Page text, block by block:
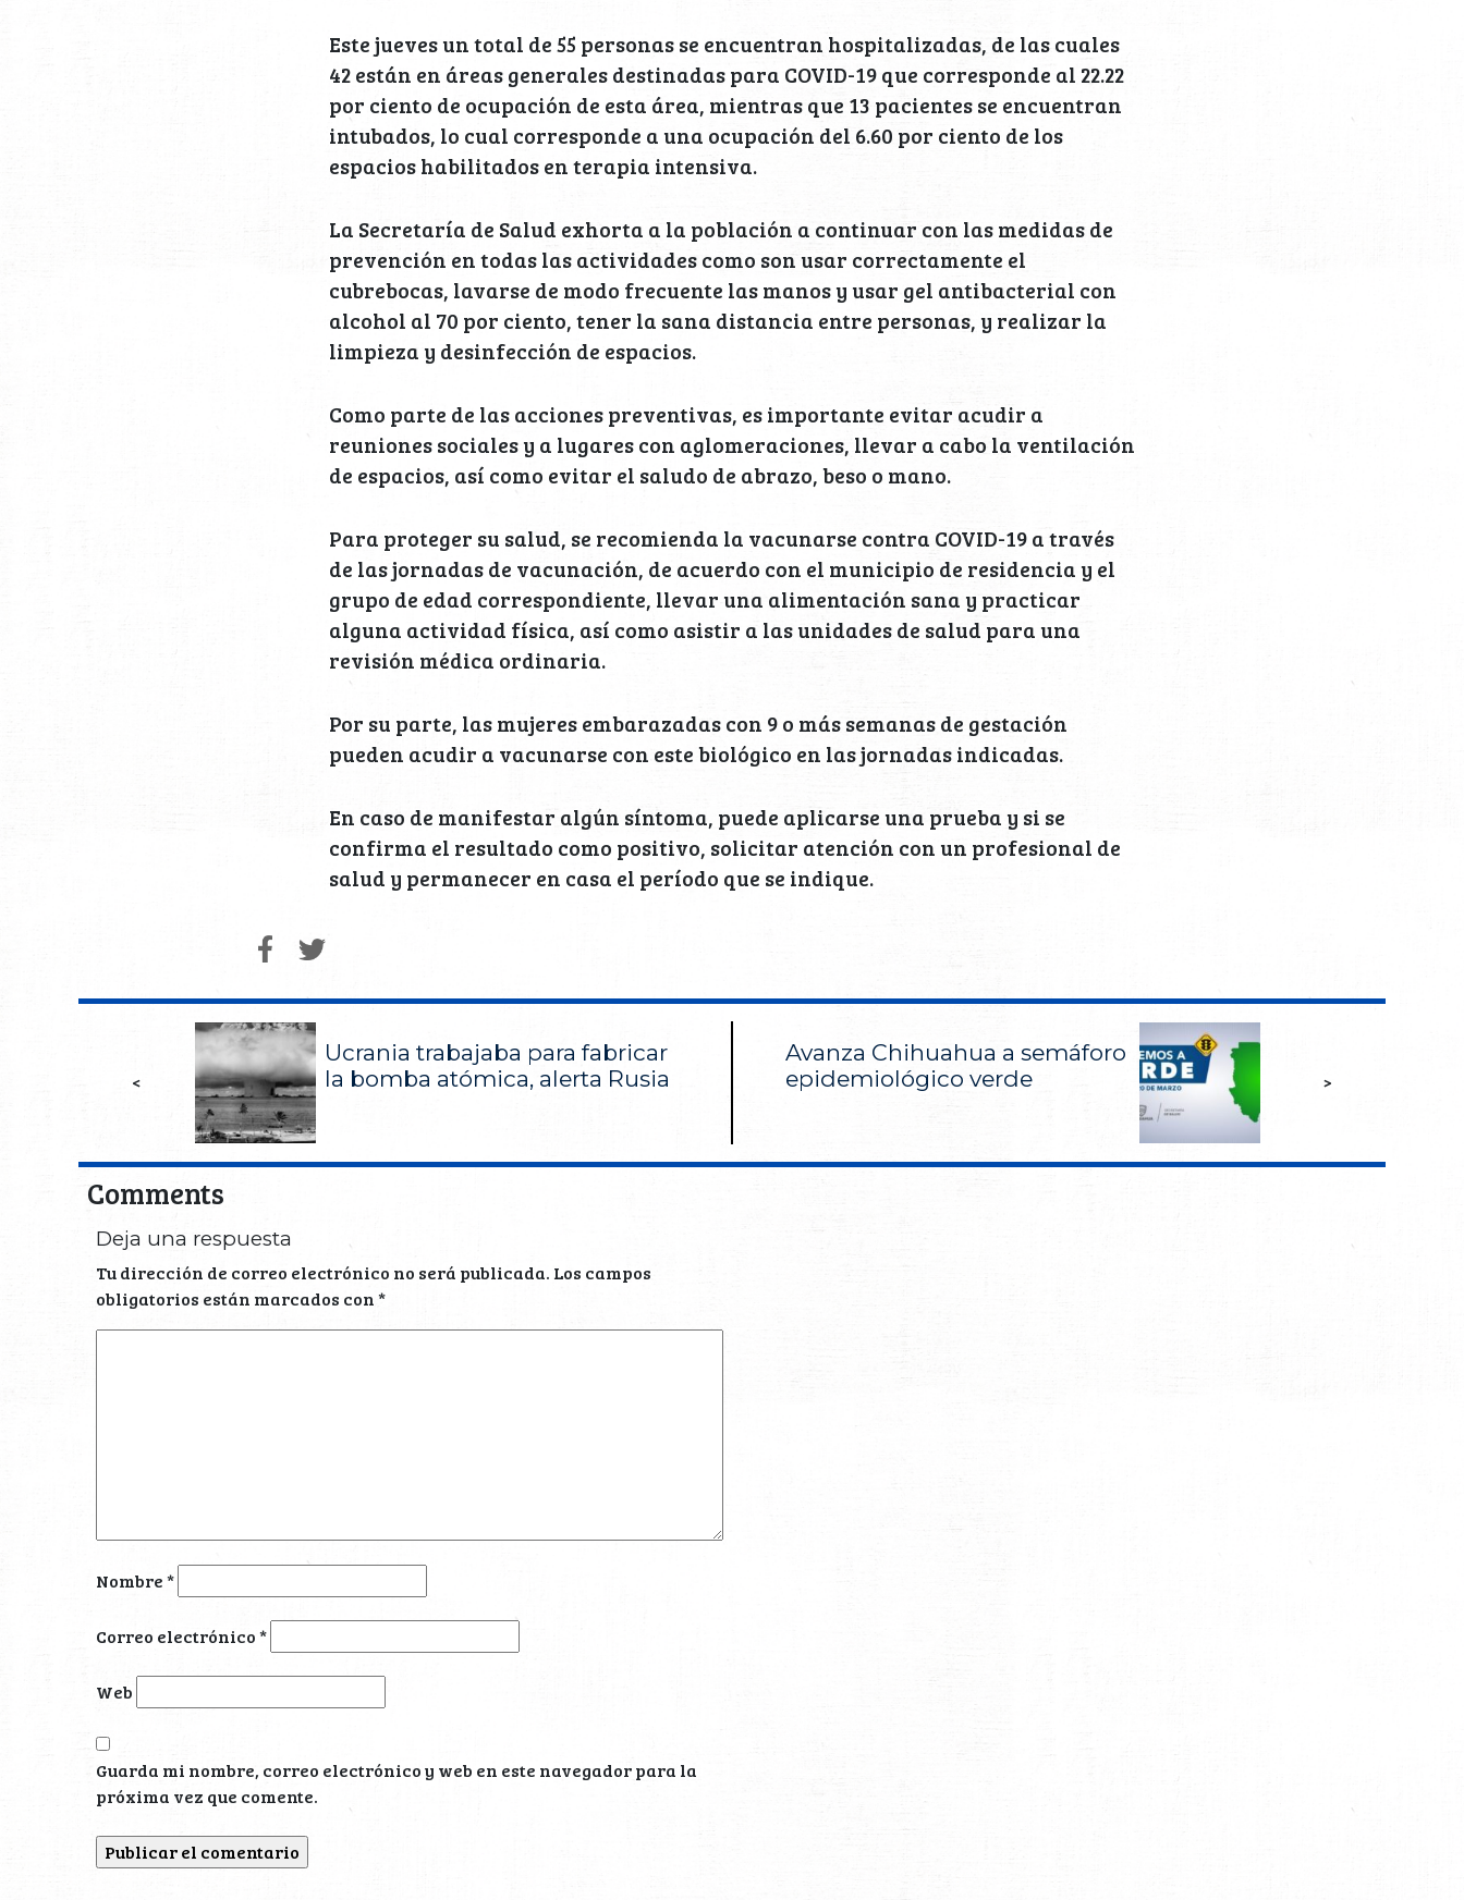
Este jueves un total de 55 personas se encuentran hospitalizadas, de las cuales
42 están en áreas generales destinadas para COVID-19 que corresponde al 22.22
por ciento de ocupación de esta área, mientras que 13 pacientes se encuentran
intubados, lo cual corresponde a una ocupación del 6.60 por ciento de los
espacios habilitados en terapia intensiva.
La Secretaría de Salud exhorta a la población a continuar con las medidas de
prevención en todas las actividades como son usar correctamente el
cubrebocas, lavarse de modo frecuente las manos y usar gel antibacterial con
alcohol al 70 por ciento, tener la sana distancia entre personas, y realizar la
limpieza y desinfección de espacios.
Como parte de las acciones preventivas, es importante evitar acudir a
reuniones sociales y a lugares con aglomeraciones, llevar a cabo la ventilación
de espacios, así como evitar el saludo de abrazo, beso o mano.
Para proteger su salud, se recomienda la vacunarse contra COVID-19 a través
de las jornadas de vacunación, de acuerdo con el municipio de residencia y el
grupo de edad correspondiente, llevar una alimentación sana y practicar
alguna actividad física, así como asistir a las unidades de salud para una
revisión médica ordinaria.
Por su parte, las mujeres embarazadas con 9 o más semanas de gestación
pueden acudir a vacunarse con este biológico en las jornadas indicadas.
En caso de manifestar algún síntoma, puede aplicarse una prueba y si se
confirma el resultado como positivo, solicitar atención con un profesional de
salud y permanecer en casa el período que se indique.
<
Ucrania trabajaba para fabricar
la bomba atómica, alerta Rusia
Avanza Chihuahua a semáforo
epidemiológico verde
>
Comments
Deja una respuesta
Tu dirección de correo electrónico no será publicada. Los campos
obligatorios están marcados con*
Nombre*
Correo electrónico*
Web
Guarda mi nombre, correo electrónico y web en este navegador para la
próxima vez que comente.